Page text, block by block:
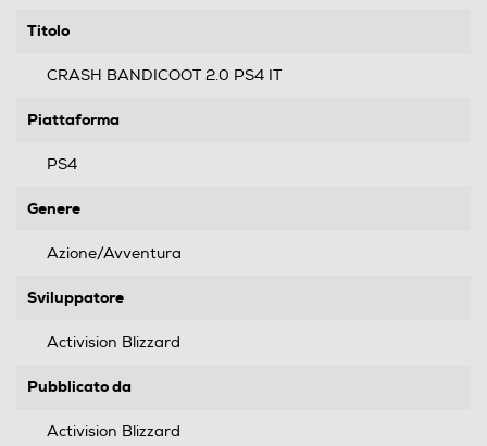
Titolo
CRASH BANDICOOT 2.0 PS4 IT
Piattaforma
PS4
Genere
Azione/Avventura
Sviluppatore
Activision Blizzard
Pubblicato da
Activision Blizzard